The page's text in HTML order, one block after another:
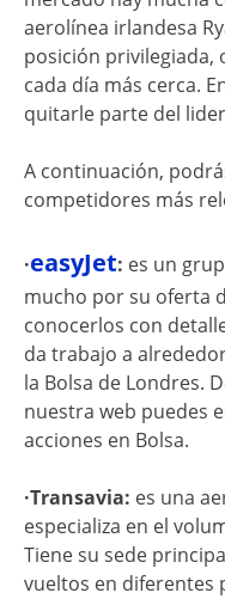
aerolínea irlandesa
posición privilegiada,
cada día más cerca.
quitarle parte del
A continuación,
competidores más
·easyJet: es un
mucho por su oferta
conocerlos con
da trabajo a
la Bolsa de Londres.
nuestra web puedes
acciones en Bolsa.
·Transavia: es una
especializa en el
Tiene su sede
vueltos en diferentes